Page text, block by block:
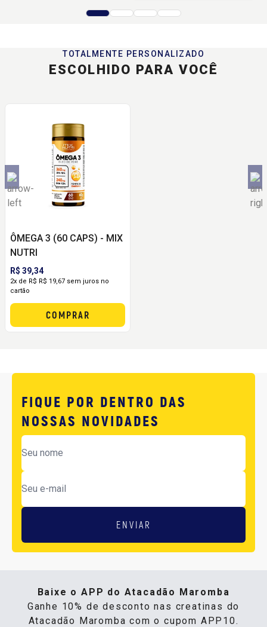
TOTALMENTE PERSONALIZADO
ESCOLHIDO PARA VOCÊ
ÔMEGA 3 (60 CAPS) - MIX
NUTRI
R$ 39,34
2x de R$ R$ 19,67 sem juros no
cartão
COMPRAR
FIQUE POR DENTRO DAS
NOSSAS NOVIDADES
ENVIAR
Baixe o APP do Atacadão Maromba
Ganhe 10% de desconto nas creatinas do
Atacadão Maromba com o cupom APP10.